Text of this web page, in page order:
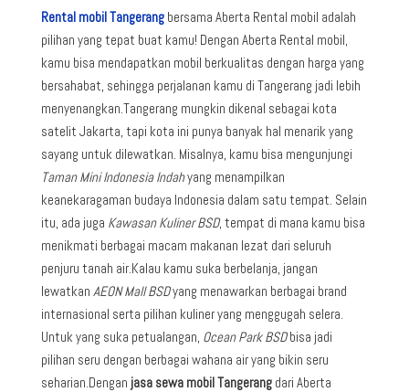
Rental mobil Tangerangbersama Aberta Rental mobil adalah
pilihan yang tepat buat kamu! Dengan Aberta Rental mobil,
kamu bisa mendapatkan mobil berkualitas dengan harga yang
bersahabat, sehingga perjalanan kamu di Tangerang jadi lebih
menyenangkan. Tangerang mungkin dikenal sebagai kota
satelit Jakarta, tapi kota ini punya banyak hal menarik yang
sayang untuk dilewatkan. Misalnya, kamu bisa mengunjungi
Taman Mini Indonesia Indahyang menampilkan
keanekaragaman budaya Indonesia dalam satu tempat. Selain
itu, ada juga Kawasan Kuliner BSD, tempat di mana kamu bisa
menikmati berbagai macam makanan lezat dari seluruh
penjuru tanah air.Kalau kamu suka berbelanja, jangan
lewatkan AEON Mall BSDyang menawarkan berbagai brand
internasional serta pilihan kuliner yang menggugah selera.
Untuk yang suka petualangan, Ocean Park BSDbisa jadi
pilihan seru dengan berbagai wahana air yang bikin seru
seharian. Dengan jasa sewa mobil Tangerangdari Aberta